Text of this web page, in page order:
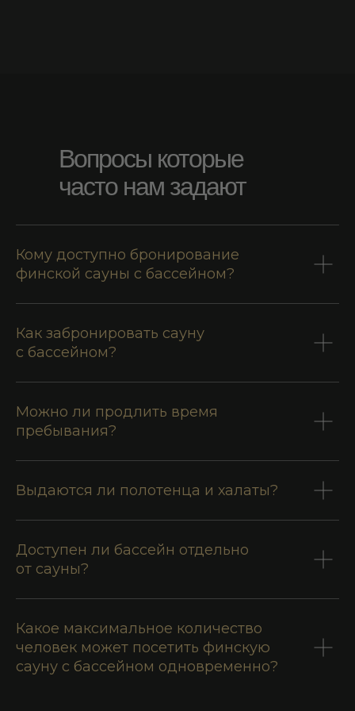
Вопросы которые
часто нам задают
Кому доступно бронирование
финской сауны с бассейном?
Как забронировать сауну
с бассейном?
Можно ли продлить время
пребывания?
Выдаются ли полотенца и халаты?
Доступен ли бассейн отдельно
от сауны?
Какое максимальное количество
человек может посетить финскую
сауну с бассейном одновременно?
Написать нам
ВКонтакте